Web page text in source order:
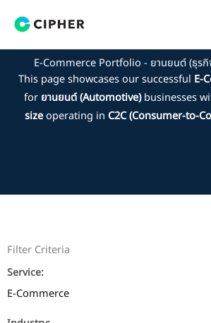
E-Commerce Portfolio - ยานยนต์ (ธุรกิ
This page showcases our successful E-
for ยานยนต์ (Automotive)businesses
sizeoperating in C2C (Consumer-to-
Filter Criteria
Service:
E-Commerce